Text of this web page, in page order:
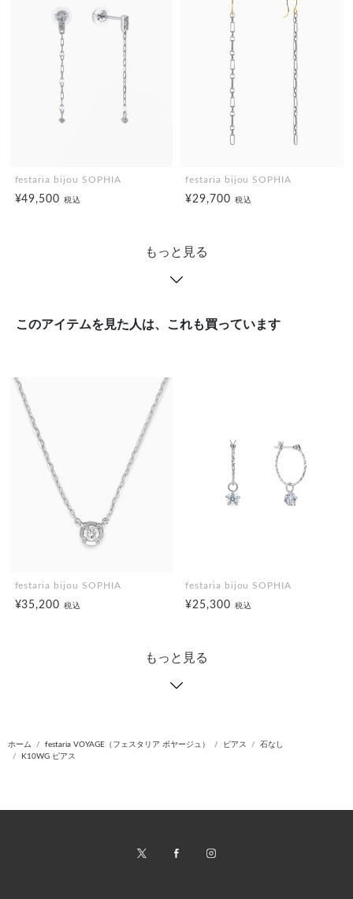
festaria bijou SOPHIA
¥49,500税込
festaria bijou SOPHIA
¥29,700 税込
もっと見る
このアイテムを見た人は、これも買っています
festaria bijou SOPHIA
¥35,200税込
festaria bijou SOPHIA
¥25,300 税込
もっと見る
ホーム festaria VOYAGE（フェスタリア ボヤージュ） ピアス
石なし
K10WG ピアス